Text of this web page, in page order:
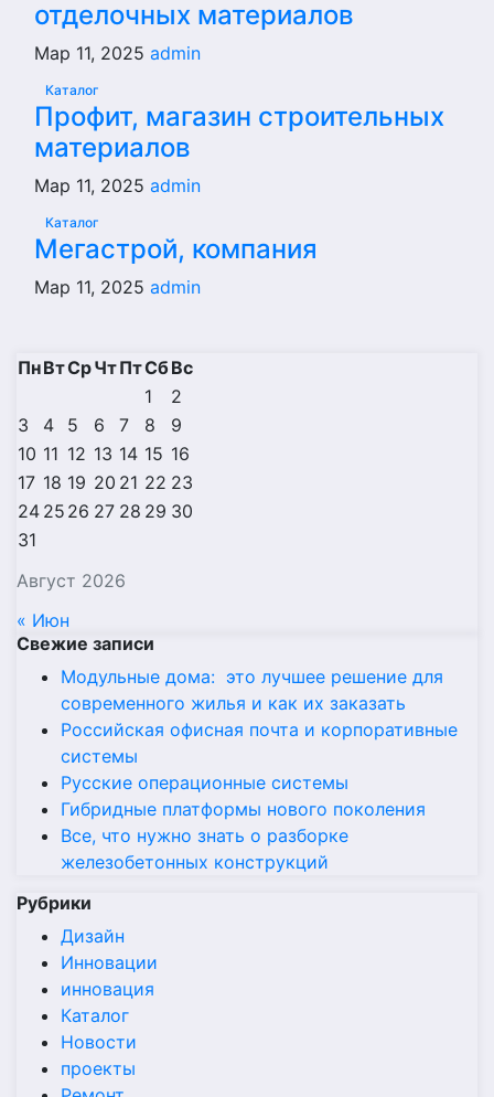
отделочных материалов
Мар 11, 2025 admin
Каталог
Профит, магазин строительных
материалов
Мар 11, 2025 admin
Каталог
Мегастрой, компания
Мар 11, 2025 admin
Август 2026
ПнВтСрЧтПтСбВс
1
2
3
4 5 6 7 8
9
10 11 12 13 14 15 16
17 18 19 20 21 22 23
24 25 26 27 28 29 30
31
« Июн
Свежие записи
Модульные дома: это лучшее решение для
современного жилья и как их заказать
Российская офисная почта и корпоративные
системы
Русские операционные системы
Гибридные платформы нового поколения
Все, что нужно знать о разборке
железобетонных конструкций
Рубрики
Дизайн
Инновации
инновация
Каталог
Новости
проекты